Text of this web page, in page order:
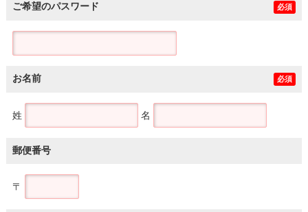
ご希望のパスワード 必須
お名前 必須
姓 名
郵便番号
〒